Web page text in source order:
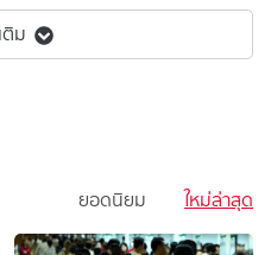
ติม
ใหม่ล่าสุด
ยอดนิยม